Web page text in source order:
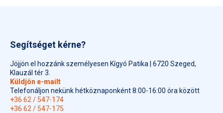
Segítséget kérne?
Jöjjön el hozzánk személyesen Kígyó Patika | 6720 Szeged,
Klauzál tér 3.
Küldjön e-mailt
Telefonáljon nekünk hétköznaponként 8:00-16:00 óra között
+36 62 / 547-174
+36 62 / 547-175